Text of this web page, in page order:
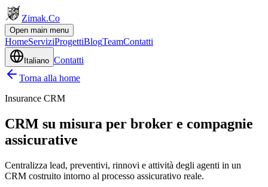
Zimak.Co
Open main menu
HomeServiziProgettiBlogTeamContatti
Italiano Contatti
Torna alla home
Insurance CRM
CRM su misura per broker e compagnie
assicurative
Centralizza lead, preventivi, rinnovi e attività degli agenti in un
CRM costruito intorno al processo assicurativo reale.